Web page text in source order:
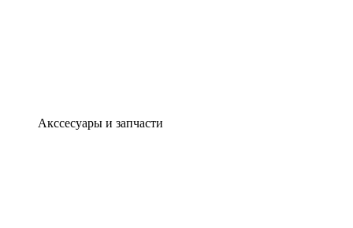
Акссесуары и запчасти